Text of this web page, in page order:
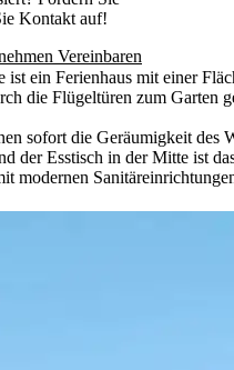
Kontakt auf!
Vereinbaren
ist ein Ferienhaus mit einer
die Flügeltüren zum Garten
sofort die Geräumigkeit
der Esstisch in der Mitte ist
modernen